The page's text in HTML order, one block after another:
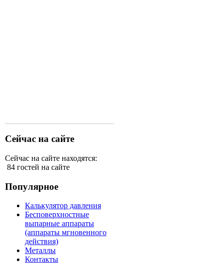
Сейчас на сайте
Сейчас на сайте находятся:
84 гостей на сайте
Популярное
Калькулятор давления
Бесповерхностные
выпарные аппараты
(аппараты мгновенного
действия)
Металлы
Контакты